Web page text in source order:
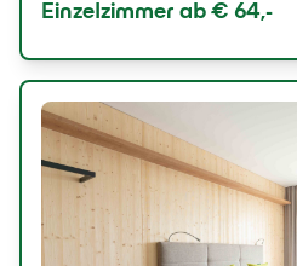
Einzelzimmer ab € 64,-